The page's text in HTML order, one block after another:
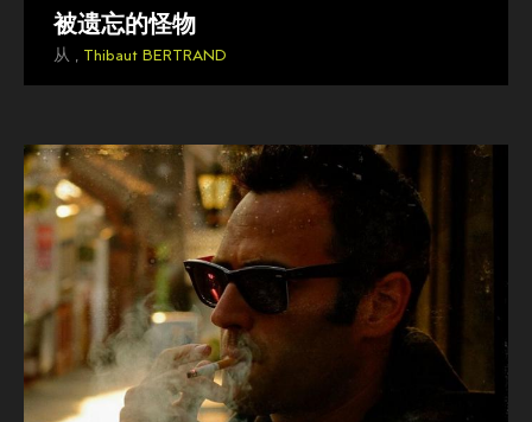
被遗忘的怪物
从 , Thibaut BERTRAND